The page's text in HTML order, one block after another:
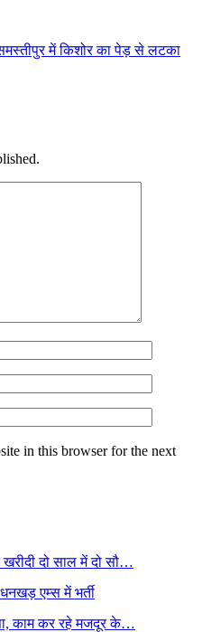
में किशोर का पेड़ से लटका
in this browser for the next
दो साल में दो सौ…
एम्स में भर्ती
काम कर रहे मजदूर के…